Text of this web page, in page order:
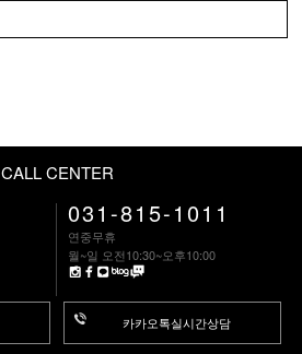
CALL CENTER
031-815-1011
연중무휴
월~일 오전10:30~오후10:00
카카오톡실시간상담